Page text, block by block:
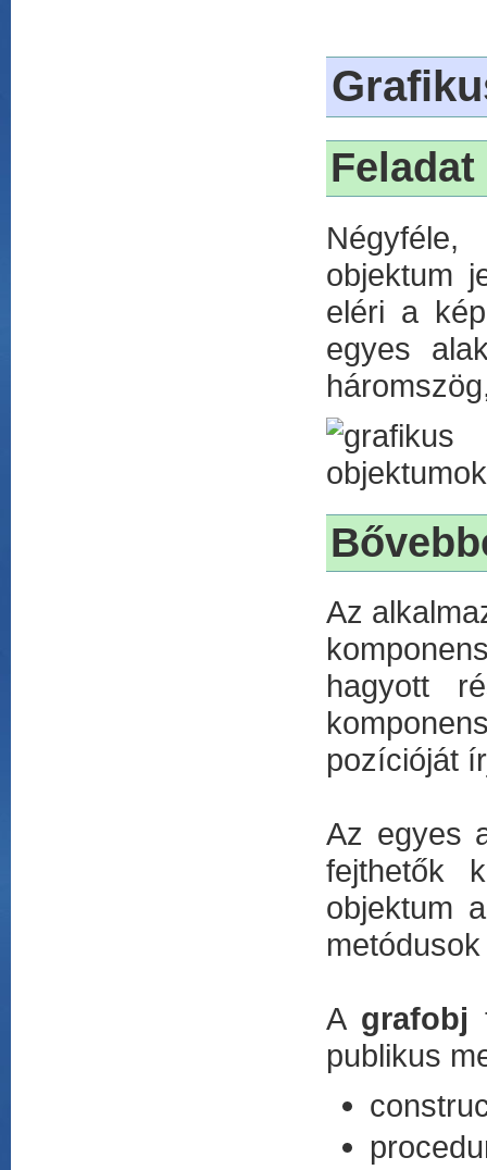
Feladat
Négyféle,
objektum
eléri a
egyes
Az
hagyott
pozícióját
Az egyes
fejthetők
objektum
A grafobj
publikus